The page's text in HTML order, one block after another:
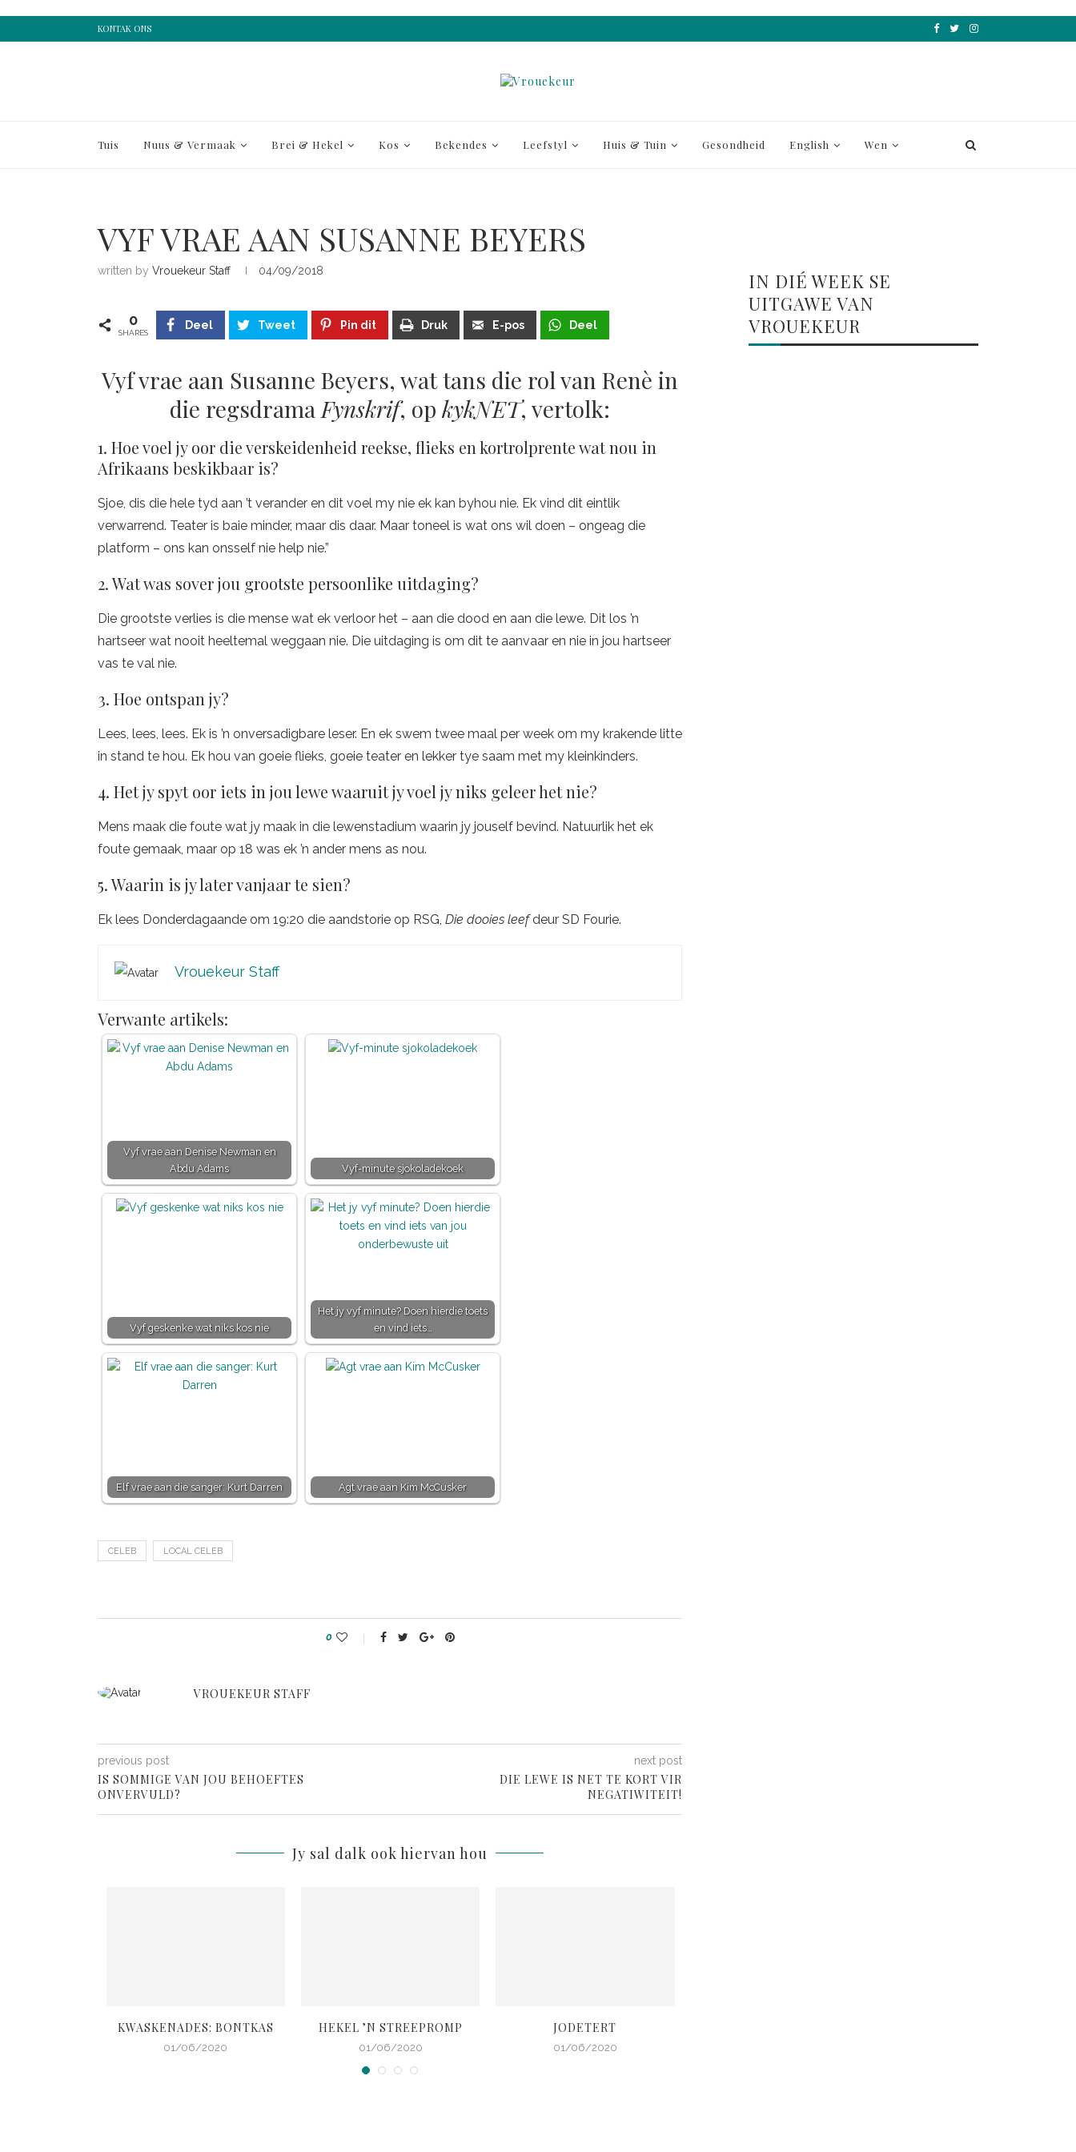
KONTAK ONS
Tuis Nuus & Vermaak Brei & Hekel Kos Bekendes Leefstyl Huis & Tuin Gesondheid English Wen
VYF VRAE AAN SUSANNE BEYERS
written by Vrouekeur Staff 04/09/2018
0
SHARES
Deel Tweet Pin dit Druk E-pos Deel
Vyf vrae aan Susanne Beyers, wat tans die rol van Renè in
die regsdrama Fynskrif, opkykNET, vertolk:
1. Hoe voel jy oor die verskeidenheid reekse, flieks en kortrolprente wat nou in
Afrikaans beskikbaar is?
Sjoe, dis die hele tyd aan ’t verander en dit voel my nie ek kan byhou nie. Ek vind dit eintlik
verwarrend. Teater is baie minder, maar dis daar. Maar toneel is wat ons wil doen – ongeag die
platform – ons kan onsself nie help nie.”
2. Wat was sover jou grootste persoonlike uitdaging?
Die grootste verlies is die mense wat ek verloor het – aan die dood en aan die lewe. Dit los ’n
hartseer wat nooit heeltemal weggaan nie. Die uitdaging is om dit te aanvaar en nie in jou hartseer
vas te val nie.
3. Hoe ontspan jy?
Lees, lees, lees. Ek is ’n onversadigbare leser. En ek swem twee maal per week om my krakende litte
in stand te hou. Ek hou van goeie flieks, goeie teater en lekker tye saam met my kleinkinders.
4. Het jy spyt oor iets in jou lewe waaruit jy voel jy niks geleer het nie?
Mens maak die foute wat jy maak in die lewenstadium waarin jy jouself bevind. Natuurlik het ek
foute gemaak, maar op 18 was ek ’n ander mens as nou.
5. Waarin is jy later vanjaar te sien?
Ek lees Donderdagaande om 19:20 die aandstorie op RSG, Die dooies leefdeur SD Fourie.
Vrouekeur Staff
Verwante artikels:
Vyf vrae aan Denise Newman en
Abdu Adams
Vyf-minute sjokoladekoek
Vyf geskenke wat niks kos nie
Het jy vyf minute? Doen hierdie toets
en vind iets…
Elf vrae aan die sanger: Kurt Darren Agt vrae aan Kim McCusker
CELEB LOCAL CELEB
0
VROUEKEUR STAFF
previous post
IS SOMMIGE VAN JOU BEHOEFTES
ONVERVULD?
next post
DIE LEWE IS NET TE KORT VIR
NEGATIWITEIT!
Jy sal dalk ook hiervan hou
KWASKENADES: BONTKAS
01/06/2020
HEKEL ’N STREEPROMP
01/06/2020
JODETERT
01/06/2020
IN DIÉ WEEK SE
UITGAWE VAN
VROUEKEUR